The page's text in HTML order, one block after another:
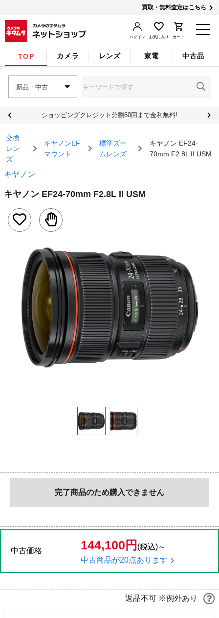
買取・無料査定はこちら
ログイン お気に入り カート
TOP カメラ レンズ 家電 中古品
新品・中古
ショッピングクレジット分割60回まで金利無料!
交換
レン
ズ
キヤノンEF
マウント
標準ズー
ムレンズ
キヤノン EF24-
70mm F2.8L II USM
キヤノン
キヤノン EF24-70mm F2.8L II USM
完了商品のため購入できません
中古価格 144,100円 (税込)～
中古商品が20点あります
返品不可 ※例外あり